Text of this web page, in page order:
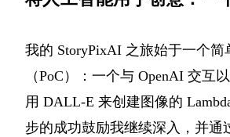
我的 StoryPixAI 之旅始于一个简
（PoC）：一个与 OpenAI 交互
用 DALL-E 来创建图像的
步的成功鼓励我继续深入，并通